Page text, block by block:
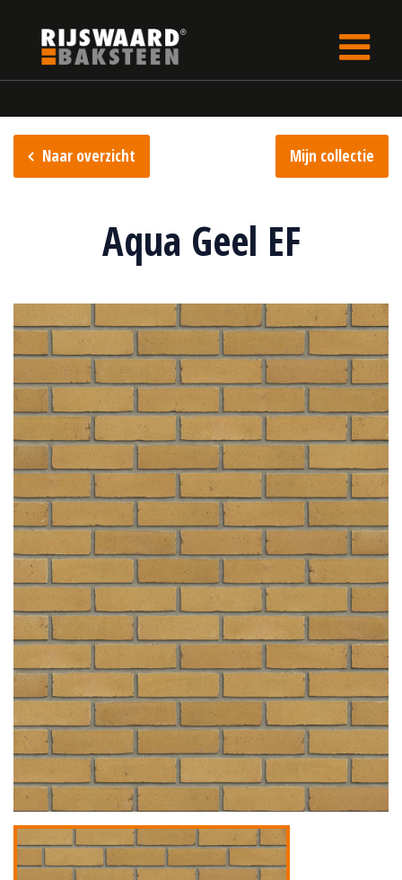
Naar overzicht Mijn collectie
Aqua Geel EF